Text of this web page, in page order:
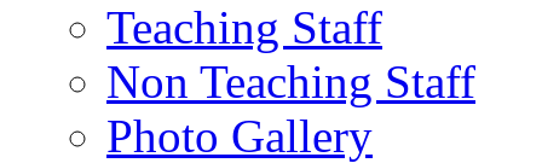
Teaching Staff
Non Teaching Staff
Photo Gallery